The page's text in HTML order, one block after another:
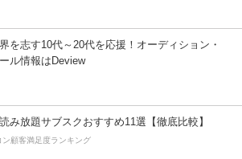
を志す10代～20代を応援！オーディション・
ル情報はDeview
み放題サブスクおすすめ11選【徹底比較】
ン顧客満足度ランキング